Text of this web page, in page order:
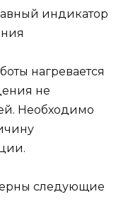
индикатор
нагревается
не
Необходимо
следующие